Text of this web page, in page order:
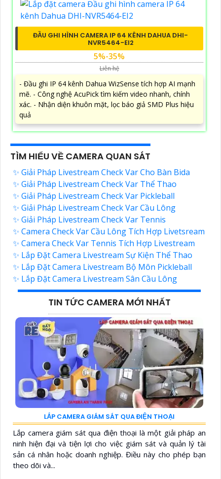
ĐẦU GHI HÌNH CAMERA IP 64 KÊNH DAHUA DHI-
NVR5464-EI2
5%-35%
Liên hệ
- Đầu ghi IP 64 kênh Dahua WizSense tích hợp AI mạnh
mẽ. - Công nghệ AcuPick tìm kiếm video nhanh, chính
xác. - Nhận diện khuôn mặt, lọc báo giả SMD Plus hiệu
quả
TÌM HIỂU VỀ CAMERA QUAN SÁT
✨ Giải Pháp Livestream Check Var Cho Bàn Bida
✨ Giải Pháp Livestream Check Var Thể Thao
✨ Giải Pháp Livestream Check Var Pickleball
✨ Giải Pháp Livestream Check Var Cầu Lông
✨ Giải Pháp Livestream Check Var Tennis
✨ Camera Check Var Cầu Lông Tích Hợp Livetsream
✨ Camera Check Var Tennis Tích Hợp Livestream
✨ Lắp Đặt Camera Livestream Sự Kiện Thể Thao
✨ Lắp Đặt Camera Livestream Bộ Môn Pickleball
✨ Lắp Đặt Camera Livestream Sân Cầu Lông
TIN TỨC CAMERA MỚI NHẤT
LẮP CAMERA GIÁM SÁT QUA ĐIỆN THOẠI
Lắp camera giám sát qua điện thoại là một giải pháp an
ninh hiện đại và tiện lợi cho việc giám sát và quản lý tài
sản cá nhân hoặc doanh nghiệp. Điều này cho phép bạn
theo dõi và...